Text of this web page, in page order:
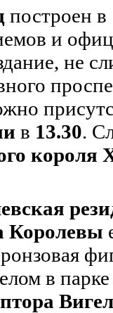
построен в
и
не
в 13.30.
короля
Королевы
в